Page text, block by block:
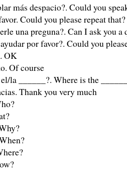
más despacio?. Could you
Could you please repeat that?
una preguna?. Can I ask you a
por favor?. Could you
OK
Of course
la ______?. Where is the
Thank you very much